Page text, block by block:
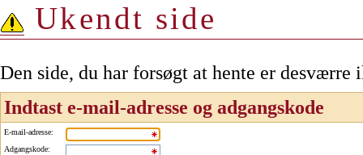
Ukendt side
Den side, du har forsøgt at hente er
Indtast e-mail-adresse og adgangskode
E-mail-adresse:
Adgangskode: